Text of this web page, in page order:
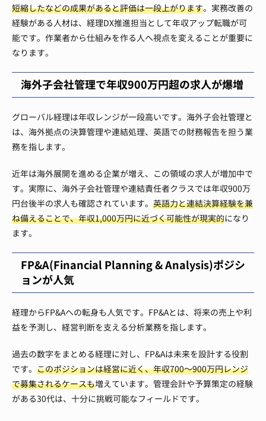
短縮したなどの成果があると評価は一段上がります。実務改善の
経験がある人材は、経理DX推進担当として年収アップ転職が可
能です。作業者から仕組みを作る人へ視点を変えることが重要に
なります。
海外子会社管理で年収900万円超の求人が爆増
グローバル経理は年収レンジが一段高いです。海外子会社管理と
は、海外拠点の決算管理や連結処理、英語での財務報告を担う業
務を指します。
近年は海外展開を進める企業が増え、この領域の求人が増加中で
す。実際に、海外子会社管理や連結責任者クラスでは年収900万
円台後半の求人も確認されています。 英語力と連結決算経験を兼
ね備えることで、年収1,000万円に近づく可能性が現実的になり
ます。
FP&A(Financial Planning & Analysis)ポジシ
ョンが人気
経理からFP&Aへの転身も人気です。FP&Aとは、将来の売上や利
益を予測し、経営判断を支える分析業務を指します。
過去の数字をまとめる経理に対し、FP&Aは未来を設計する役割
です。 このポジションは経営に近く、年収700〜900万円レンジ
で募集されるケースも増えています。管理会計や予算策定の経験
がある30代は、十分に挑戦可能なフィールドです。